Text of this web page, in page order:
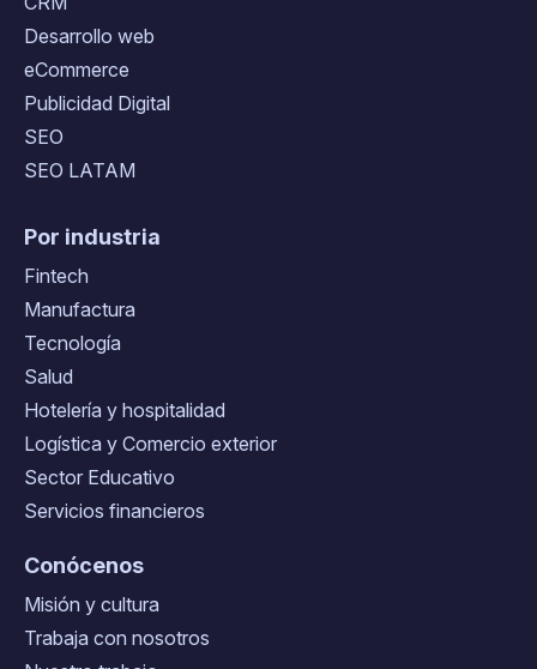
Desarrollo web
eCommerce
Publicidad Digital
SEO
SEO LATAM
Por industria
Fintech
Manufactura
Tecnología
Salud
Hotelería y hospitalidad
Logística y Comercio exterior
Sector Educativo
Servicios financieros
Conócenos
Misión y cultura
Trabaja con nosotros